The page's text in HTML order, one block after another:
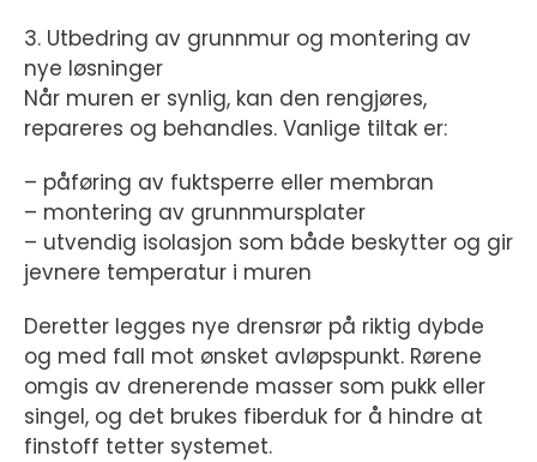
3. Utbedring av grunnmur og montering av
nye løsninger
Når muren er synlig, kan den rengjøres,
repareres og behandles. Vanlige tiltak er:
– påføring av fuktsperre eller membran
– montering av grunnmursplater
– utvendig isolasjon som både beskytter og gir
jevnere temperatur i muren
Deretter legges nye drensrør på riktig dybde
og med fall mot ønsket avløpspunkt. Rørene
omgis av drenerende masser som pukk eller
singel, og det brukes fiberduk for å hindre at
finstoff tetter systemet.